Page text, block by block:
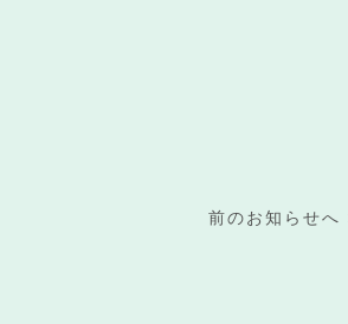
前のお知らせへ